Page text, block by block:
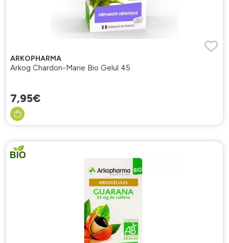
ARKOPHARMA
Arkog Chardon-Marie Bio Gelul 45
7,95€